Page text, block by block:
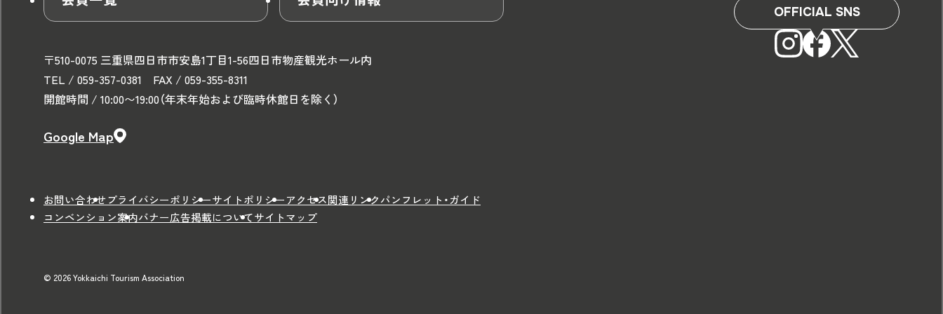
〒510-0075 三重県四日市市安島1丁目1-56四日市物産観光ホール内
TEL / 059-357-0381 FAX / 059-355-8311
開館時間 / 10:00〜19:00（年末年始および臨時休館日を除く）
Google Map
OFFICIAL SNS
お問い合わせプライバシーポリシーサイトポリシーアクセス関連リンクパンフレット・ガイド
コンベンション案内バナー広告掲載についてサイトマップ
© 2026 Yokkaichi Tourism Association